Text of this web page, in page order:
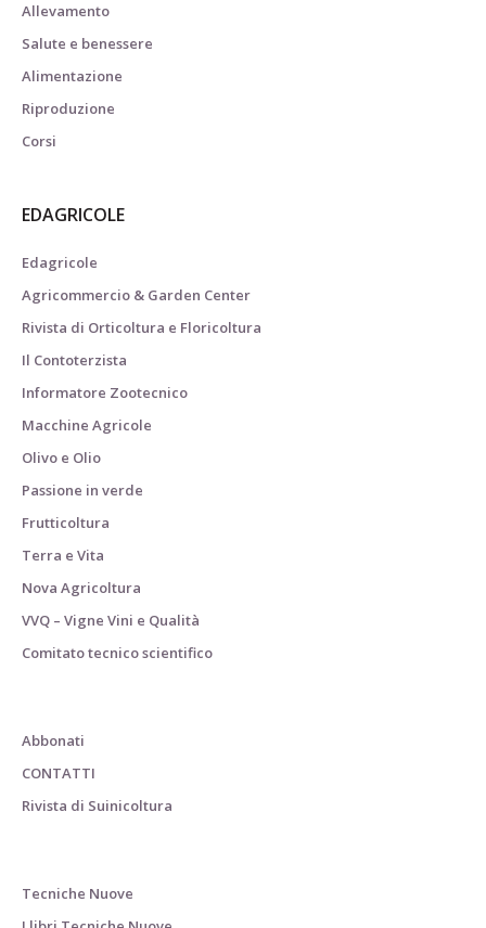
Allevamento
Salute e benessere
Alimentazione
Riproduzione
Corsi
EDAGRICOLE
Edagricole
Agricommercio & Garden Center
Rivista di Orticoltura e Floricoltura
Il Contoterzista
Informatore Zootecnico
Macchine Agricole
Olivo e Olio
Passione in verde
Frutticoltura
Terra e Vita
Nova Agricoltura
VVQ – Vigne Vini e Qualità
Comitato tecnico scientifico
Abbonati
CONTATTI
Rivista di Suinicoltura
Tecniche Nuove